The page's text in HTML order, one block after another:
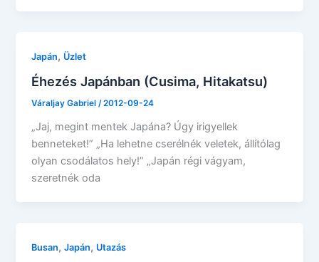
Japán, Üzlet
Éhezés Japánban (Cusima, Hitakatsu)
Váraljay Gabriel /2012-09-24
„Jaj, megint mentek Japána? Úgy irigyellek
benneteket!” „Ha lehetne cserélnék veletek, állítólag
olyan csodálatos hely!” „Japán régi vágyam,
szeretnék oda
Busan,Japán, Utazás